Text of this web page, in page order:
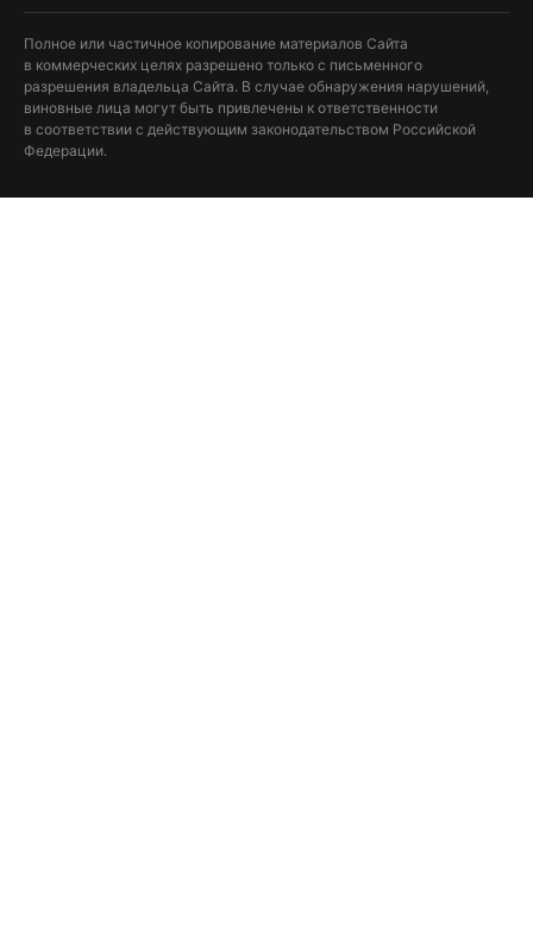
Полное или частичное копирование материалов Сайта
в коммерческих целях разрешено только с письменного
разрешения владельца Сайта. В случае обнаружения нарушений,
виновные лица могут быть привлечены к ответственности
в соответствии с действующим законодательством Российской
Федерации.